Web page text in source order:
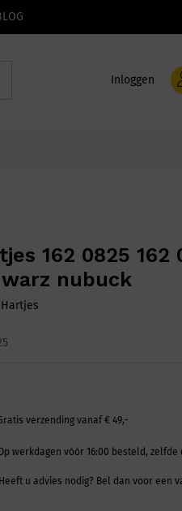
Inloggen
162 0825 162
nubuck
Hartjes
verzending vanaf € 49,-
werkdagen vóór 16:00 besteld, zelfde
u advies nodig? Bel dan voor een